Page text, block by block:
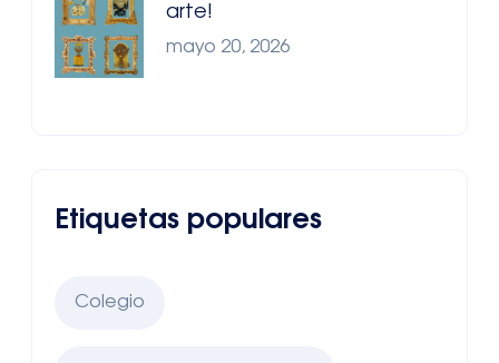
arte!
mayo 20, 2026
Etiquetas populares
Colegio